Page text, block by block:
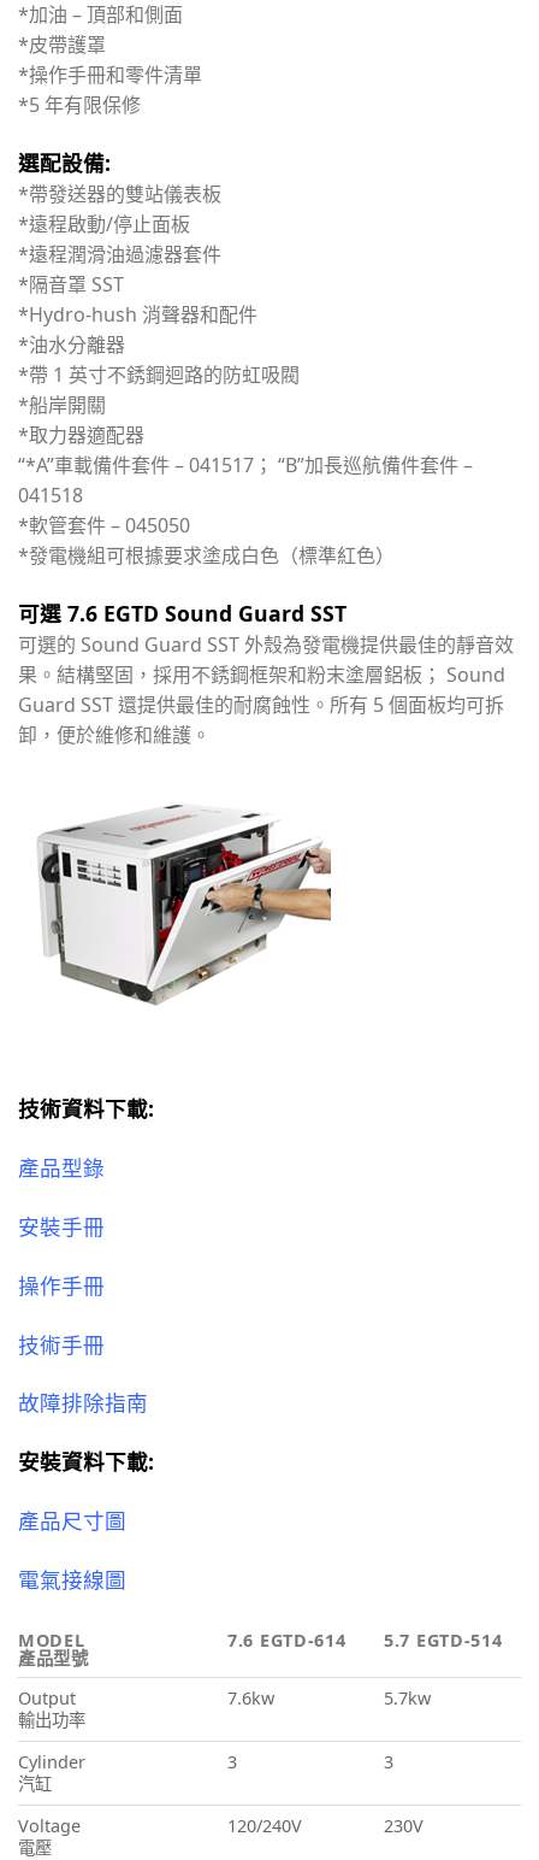
*加油 – 頂部和側面
*皮帶護罩
*操作手冊和零件清單
*5 年有限保修
選配設備:
*帶發送器的雙站儀表板
*遠程啟動/停止面板
*遠程潤滑油過濾器套件
*隔音罩 SST
*Hydro-hush 消聲器和配件
*油水分離器
*帶 1 英寸不銹鋼迴路的防虹吸閥
*船岸開關
*取力器適配器
“*A”車載備件套件 – 041517； “B”加長巡航備件套件 –
041518
*軟管套件 – 045050
*發電機組可根據要求塗成白色（標準紅色）
可選 7.6 EGTD Sound Guard SST
可選的 Sound Guard SST 外殼為發電機提供最佳的靜音效
果。結構堅固，採用不銹鋼框架和粉末塗層鋁板； Sound
Guard SST 還提供最佳的耐腐蝕性。所有 5 個面板均可拆
卸，便於維修和維護。
技術資料下載:
產品型錄
安裝手冊
操作手冊
技術手冊
故障排除指南
安裝資料下載:
產品尺寸圖
電氣接線圖
MODEL
產品型號
7.6 EGTD-614 5.7 EGTD-514
Output
輸出功率
7.6kw 5.7kw
Cylinder
汽缸
3 3
Voltage
電壓
120/240V 230V